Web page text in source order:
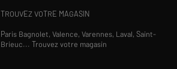
TROUVEZ VOTRE MAGASIN
Paris Bagnolet,Valence,Varennes, Laval,Saint-
Brieuc...Trouvez votre magasin